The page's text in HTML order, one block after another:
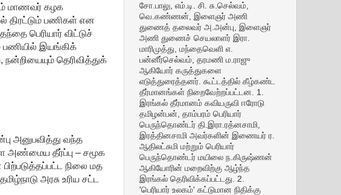
மாணவர் கழக
திரட்டும் பணிகள் என
பெரியார் விட்டுச்
பணியில் இயங்கிக்
தெரிவித்துக்
அனுபவித்து வந்த
அண்மைய தீர்ப்பு – சமூக
நிலை மத
அரசு உரிய சட்ட
சோ.பாலு, எம்.டி. சி. சு.செல்வம்,
வெ.கண்ணன், இளைஞர் அணி
துணைத் தலைவர் அ.அன்பு, இளைஞர்
அணி துணைச் செயலாளர் இரா.
மாரிமுத்து, மந்தைவெளி எ.
பன்னீர்செல்வம், தரமணி ம.ராஜு
ஆகியோர் கருத்துகளை
எடுத்துரைத்தனர். கூட்டத்தில் கீழ்கண்ட
தீர்மானங்கள் நிறைவேற்றப்பட்டன. 1.
இரங்கல் தீர்மானம் கவியருவி ஈரோடு
தமிழன்பன், தாம்பரம் பெரியார்
பெருந்தொண்டர் தி.இரா.ரத்னசாமி,
இரத்தினசாமி அவர்களின் இணையர் ர.
ஆதிலட்சுமி மற்றும் பெரியார்
பெருந்தொண்டர் மயிலை ந.கிருஷ்ணன்
ஆகியோரின் மறைவிற்கு ஆழ்ந்த
இரங்கல் தெரிவிக்கப்பட்டது. 2.
'பெரியார் உலகம்' கட்டுமான நிதிக்கு